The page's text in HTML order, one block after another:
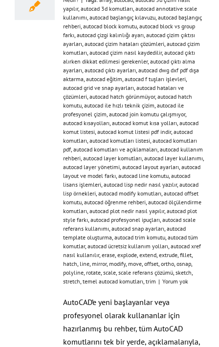
yapılır, autocad 3d komutları autocad annotative scale
kullanımı autocad başlangıç kılavuzu autocad başlangıç
rehberi autocad block komutu autocad block vs group
farkı autocad çizgi kalınlığı ayarı autocad çizim çıktısı
ayarları autocad çizim hataları çözümleri autocad çizim
komutları autocad çizim nasıl kaydedilir, autocad çıktı
alırken dikkat edilmesi gerekenler, autocad çıktı alma
ayarları autocad çıktı ayarları autocad dwg dxf pdf dışa
aktarma autocad eğitim autocad f tuşları işlevleri
autocad grid ve snap ayarları autocad hataları ve
çözümleri autocad hatch görünmüyor, autocad hatch
komutu autocad ile hızlı teknik çizim autocad ile
profesyonel çizim autocad join komutu çalışmıyor,
autocad kısayolları autocad komut kısa yolları autocad
komut listesi autocad komut listesi pdf indir, autocad
komutları autocad komutları listesi autocad komutları
pdf autocad komutları ve açıklamaları autocad kullanım
rehberi autocad layer komutları autocad layer kullanımı
autocad layer yönetimi autocad layout ayarları autocad
layout ve model farkı autocad line komutu autocad
lisans işlemleri autocad lisp nedir nasıl yazılır, autocad
lisp örnekleri autocad modify komutları autocad offset
komutu autocad öğrenme rehberi autocad ölçülendirme
komutları autocad plot nedir nasıl yapılır, autocad plot
style farkı autocad profesyonel ipuçları autocad scale
referans kullanımı autocad snap ayarları autocad
template oluşturma autocad trim komutu autocad tüm
komutlar, autocad ücretsiz kullanım yolları autocad xref
nasıl kullanılır, erase explode extend extrude fillet
hatch line mirror, modify, move offset ortho osnap
polyline rotate scale scale referans çözümü sketch
stretch temel autocad komutları trim | Yorum yok
AutoCAD’e yeni başlayanlar veya
profesyonel olarak kullananlar için
hazırlanmış bu rehber, tüm AutoCAD
komutlarını tek bir yerde, açıklamalarıyla,